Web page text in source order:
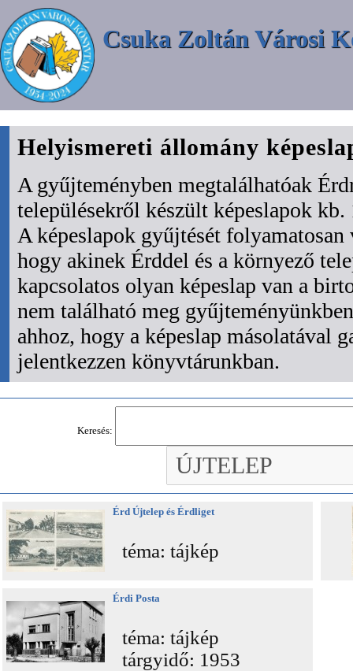
Csuka Zoltán Városi
Helyismereti állomány
A gyűjteményben megtalálhatóak
településekről készült képeslapok
A képeslapok gyűjtését
hogy akinek Érddel és a környező
kapcsolatos olyan képeslap van a
nem található meg
ahhoz, hogy a képeslap másolatával
jelentkezzen könyvtárunkban.
Keresés:
Érd Újtelep és Érdliget
téma: tájkép
Érdi Posta
téma: tájkép
tárgyidő: 1953